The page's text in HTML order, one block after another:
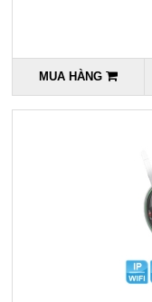
MUA HÀNG